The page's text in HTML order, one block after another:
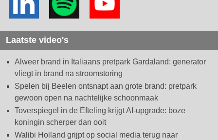
Laatste video's
Alweer brand in Italiaans pretpark Gardaland: generator
vliegt in brand na stroomstoring
Spelen bij Beelen ontsnapt aan grote brand: pretpark
gewoon open na nachtelijke schoonmaak
Toverspiegel in de Efteling krijgt AI-upgrade: boze
koningin scherper dan ooit
Walibi Holland grijpt op social media terug naar